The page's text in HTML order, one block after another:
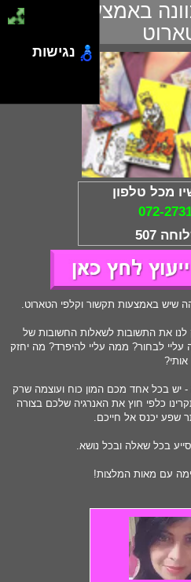
באמצעות קלפי
מכל טלפון
072-
507
שיש באמצעות תקשור וקלפי הטארוט.
לנו את התשובות לשאלות החשובות של
עליי לבחור? ממה עליי להיפרד? מה יחזק
אותי?
יש בכל אחד מכם המון כוח ועוצמה שרק
כלפי חוץ את האנרגיה שלכם בצורה
שפע יכנס אל חייכם.
בכל שאלה ובכל נושא.
עם מאות המלצות!
נגישות